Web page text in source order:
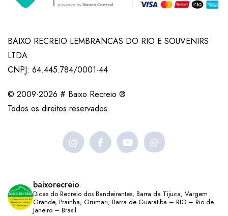
BAIXO RECREIO LEMBRANCAS DO RIO E SOUVENIRS
LTDA
CNPJ: 64.445.784/0001-44
© 2009-2026 # Baixo Recreio ®
Todos os direitos reservados.
baixorecreio
Dicas do Recreio dos Bandeirantes, Barra da Tijuca, Vargem
Grande, Prainha, Grumari, Barra de Guaratiba – RIO – Rio de
Janeiro – Brasil